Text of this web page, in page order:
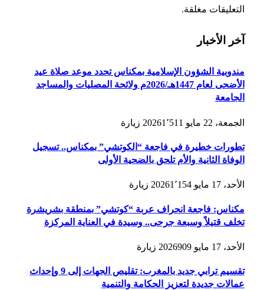
التعليقات مغلقة.
آخر الأخبار
مندوبية الشؤون الإسلامية بمكناس تحدد موعد صلاة عيد
الأضحى لعام 1447هـ/2026م ولائحة المصليات والمساجد
الجامعة
الجمعة، 22 مايو 2026 1٬511 زيارة
تطورات خطيرة في فاجعة “الكوتشي” بمكناس.. تسجيل
الوفاة الثانية والأم تلحق بالضحية الأولى
الأحد، 17 مايو 2026 1٬154 زيارة
مكناس: فاجعة انحراف عربة “كوتشي” بمنطقة بشريشرة
تخلف قتيلاً وسبعة جرحى.. وسيدة في العناية المركزة
الأحد، 17 مايو 2026 909 زيارة
تقسيم ترابي جديد بالمغرب: تقليص الجهات إلى 9 وإحداث
عمالات جديدة لتعزيز الحكامة والتنمية